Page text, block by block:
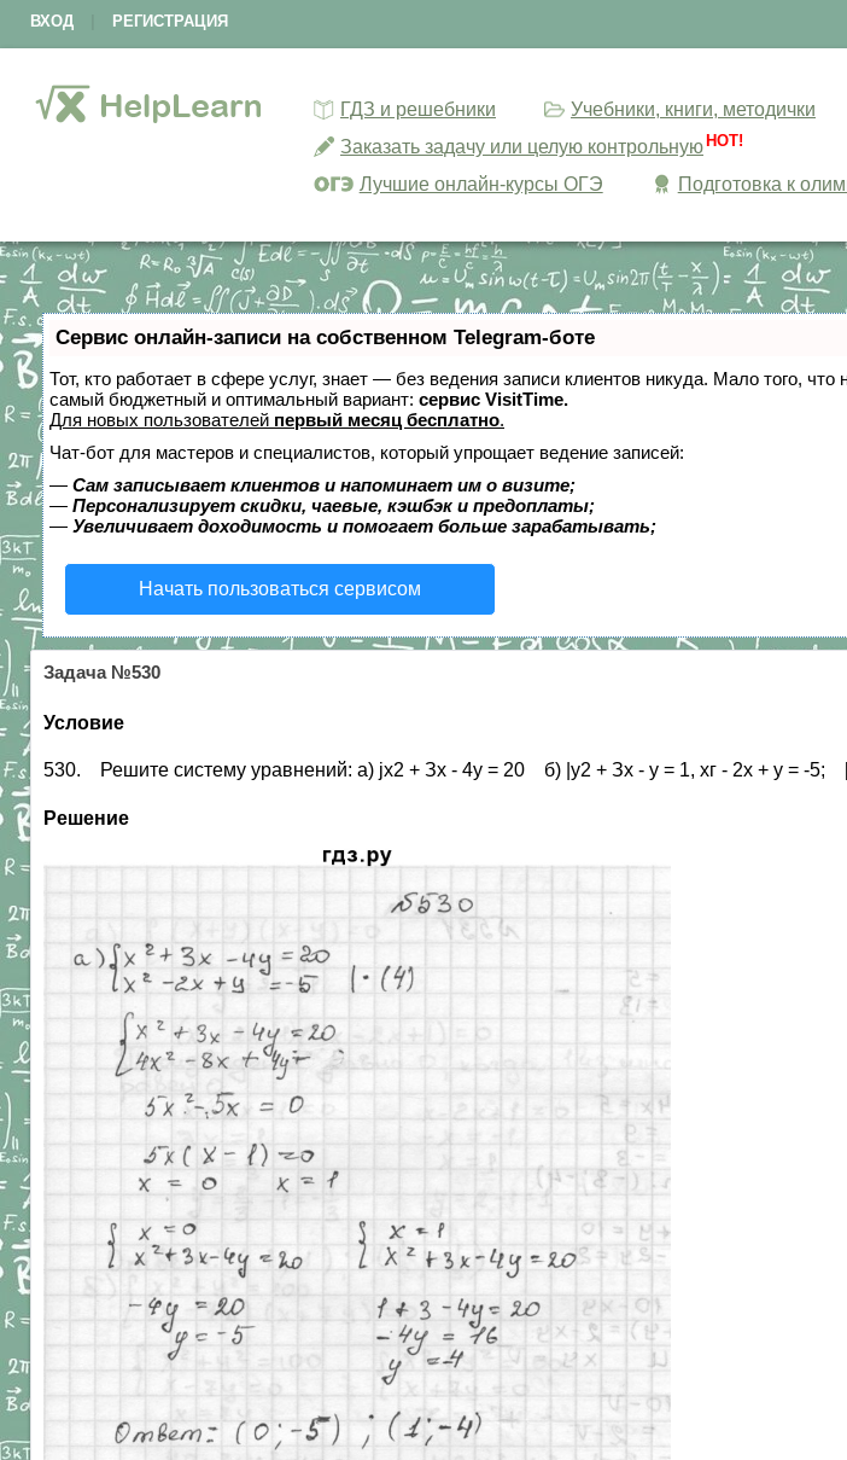
ВХОД РЕГИСТРАЦИЯ
ГДЗ и решебники
Учебники, книги, методички
Заказать задачу или целую контрольную HOT!
Лучшие онлайн-курсы ОГЭ Подготовка к
Сервис онлайн-записи на собственном Telegram-боте
Тот, кто работает в сфере услуг, знает — без ведения записи клиентов никуда. Мало того,
самый бюджетный и оптимальный вариант: сервис VisitTime.
Для новых пользователей первый месяц бесплатно.
Чат-бот для мастеров и специалистов, который упрощает ведение записей:
— Сам записывает клиентов и напоминает им о визите;
— Персонализирует скидки, чаевые, кэшбэк и предоплаты;
— Увеличивает доходимость и помогает больше зарабатывать;
Начать пользоваться сервисом
Задача №530
Условие
530. Решите систему уравнений: а) jx2 + Зх - 4у = 20 б) |у2 + Зх - у = 1, хг - 2х + у = -5;
Решение